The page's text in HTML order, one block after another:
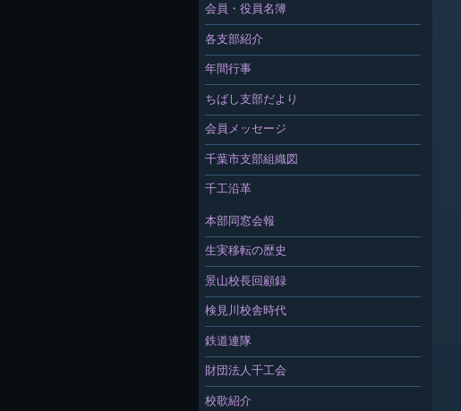
会員・役員名簿
各支部紹介
年間行事
ちばし支部だより
会員メッセージ
千葉市支部組織図
千工沿革
本部同窓会報
生実移転の歴史
景山校長回顧録
検見川校舎時代
鉄道連隊
財団法人千工会
校歌紹介